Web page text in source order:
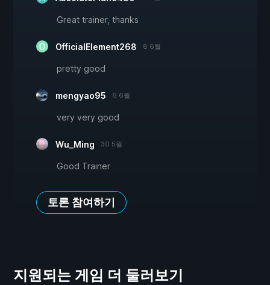
Great trainer, thanks
OfficialElement268 8 6월
pretty good
mengyao95 6 6월
very very good
Wu_Ming 30 5월
Good Trainer
토론 참여하기
지원되는 게임 더 둘러보기